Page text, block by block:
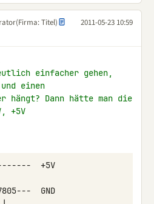
(Firma: Titel)
2011-05-23 10:59
einfacher gehen,
einen
hängt? Dann hätte man die
+5V